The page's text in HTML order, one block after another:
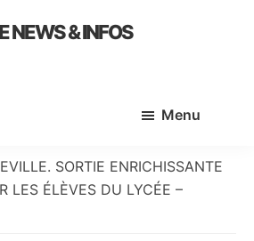
NEWS & INFOS
Menu
SORTIE ENRICHISSANTE
LES ÉLÈVES DU LYCÉE –